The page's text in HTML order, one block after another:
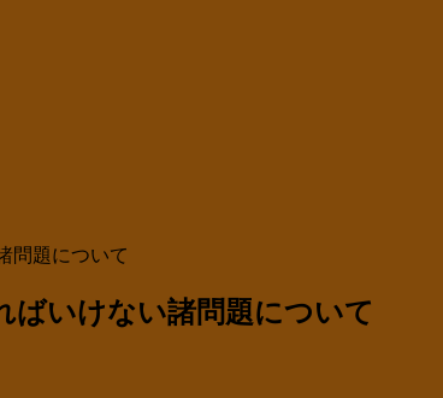
問題について
ばいけない諸問題について